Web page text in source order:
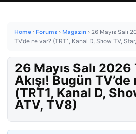
Home › Forums › Magazin › 26 Mayıs Salı
TV’de ne var? (TRT1, Kanal D, Show TV,
26 Mayıs Salı 2026
Akışı! Bugün
(TRT1, Kanal D,
ATV, TV8)